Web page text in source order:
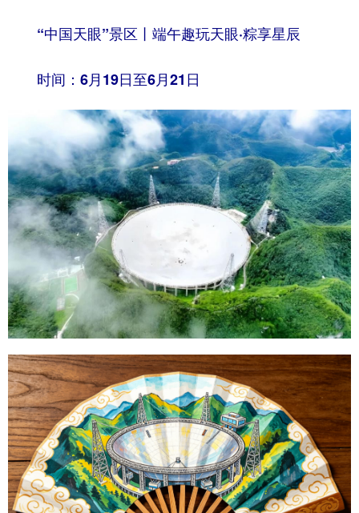
“中国天眼”景区丨端午趣玩天眼·粽享星辰
时间：6月19日至6月21日